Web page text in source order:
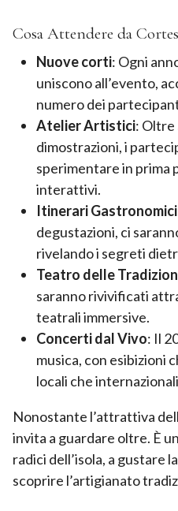
Cosa Attendere da
Nuove corti: Ogni
uniscono all’evento,
numero dei
Atelier Artistici: Oltre
dimostrazioni, i
sperimentare in prima
interattivi.
Itinerari Gastronomici
degustazioni, ci
rivelando i segreti
Teatro delle
saranno rivivificati
teatrali immersive.
Concerti dal Vivo: Il
musica, con esibizioni
locali che
Nonostante l’attrattiva
invita a guardare oltre. È
radici dell’isola, a gustare
scoprire l’artigianato